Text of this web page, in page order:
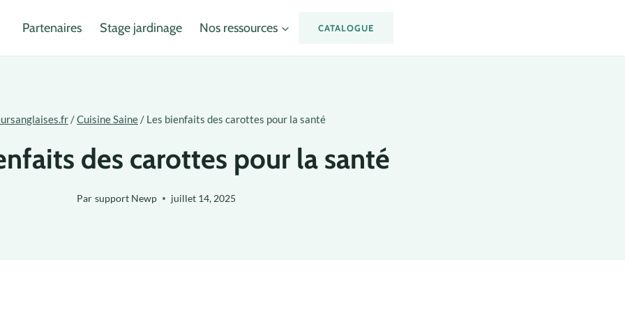
Partenaires Stage jardinage Nos ressources CATALOGUE
/Cuisine Saine/ Les bienfaits des carottes pour la santé
des carottes pour la santé
Par support Newp juillet 14, 2025